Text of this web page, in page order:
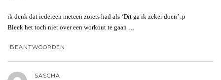
ik denk dat iedereen meteen zoiets had als ‘Dit ga ik zeker doen’ :p
Bleek het toch niet over een workout te gaan …
BEANTWOORDEN
SASCHA